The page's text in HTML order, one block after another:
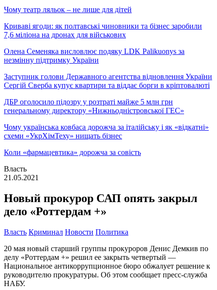
Чому театр ляльок – не лише для дітей
Криваві ягоди: як полтавські чиновники та бізнес заробили
7,6 міліона на дронах для військових
Олена Семеняка висловлює подяку LDK Palikuonys за
незмінну підтримку України
Заступник голови Державного агентства відновлення України
Сергій Сверба купує квартири та віддає борги в кріптовалюті
ДБР оголосило підозру у розтраті майже 5 млн грн
генеральному директору «Нижньодністровської ГЕС»
Чому українська ковбаса дорожча за італійську і як «відкатні»
схеми «УкрХімТеху» нищать бізнес
Коли «фармацевтика» дорожча за совість
Власть
21.05.2021
Новый прокурор САП опять закрыл
дело «Роттердам +»
Власть Криминал Новости Политика
20 мая новый старший группы прокуроров Денис Демкив по
делу «Роттердам +» решил ее закрыть четвертый —
Национальное антикоррупционное бюро обжалует решение к
руководителю прокуратуры. Об этом сообщает пресс-служба
НАБУ.